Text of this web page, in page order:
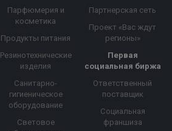
Парфюмерия и
косметика
Продукты питания
Резинотехнические
изделия
Санитарно-
гигиеническое
оборудование
Световое
Партнерская сеть
Проект «Вас ждут
регионы»
Первая
социальная биржа
Ответственный
поставщик
Социальная
франшиза